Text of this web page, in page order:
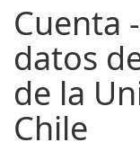
Cuenta
datos
de la
Chile